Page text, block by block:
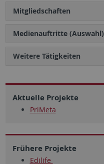
Mitgliedschaften
Medienauftritte (Auswahl)
Weitere Tätigkeiten
Aktuelle Projekte
PriMeta
Frühere Projekte
Edilife